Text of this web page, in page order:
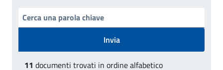
Invia
11 documenti trovati in ordine alfabetico